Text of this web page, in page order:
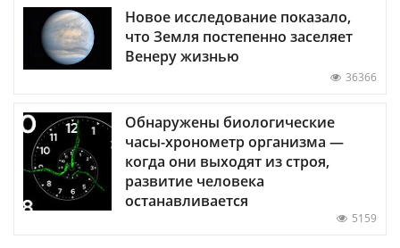
Новое исследование показало,
что Земля постепенно заселяет
Венеру жизнью
36366
Обнаружены биологические
часы-хронометр организма —
когда они выходят из строя,
развитие человека
останавливается
5159